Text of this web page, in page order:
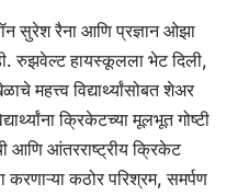
रैना आणि प्रज्ञान ओझा
रुझवेल्ट हायस्कूलला भेट दिली,
महत्त्व विद्यार्थ्यांसोबत शेअर
क्रिकेटच्या मूलभूत गोष्टी
आणि आंतरराष्ट्रीय क्रिकेट
करणाऱ्या कठोर परिश्रम, समर्पण